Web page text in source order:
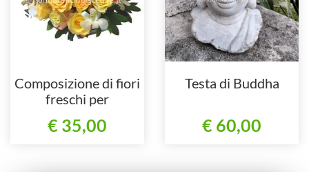
Composizione di fiori
freschi per
€ 35,00
Testa di Buddha
€ 60,00